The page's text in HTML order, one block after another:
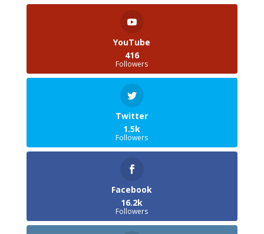
YouTube
416
Followers
Twitter
1.5k
Followers
Facebook
16.2k
Followers